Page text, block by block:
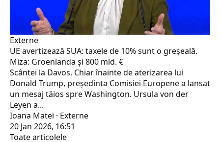
Externe
UE avertizează SUA: taxele de 10% sunt o greșeală.
Miza: Groenlanda și 800 mld. €
Scântei la Davos. Chiar înainte de aterizarea lui
Donald Trump, președinta Comisiei Europene a lansat
un mesaj tăios spre Washington. Ursula von der
Leyen a...
Ioana Matei · Externe
20 Jan 2026, 16:51
Toate articolele